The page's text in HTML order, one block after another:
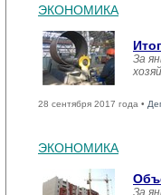
ЭКОНОМИКА
За
28 сентября 2017 года •
ЭКОНОМИКА
За